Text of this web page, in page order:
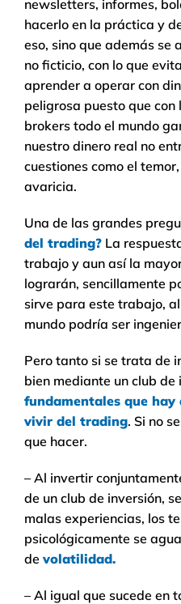
newsletters, informes,
hacerlo en la práctica y
eso, sino que además se
no ficticio, con lo que
aprender a operar con
peligrosa puesto que con
brokers todo el mundo
nuestro dinero real no
cuestiones como el
avaricia.
Una de las grandes
del trading? La
trabajo y aun así la
lograrán, sencillamente
sirve para este trabajo,
mundo podría ser
Pero tanto si se trata de
bien mediante un club de
fundamentales que
vivir del trading. Si no
que hacer.
– Al invertir
de un club de inversión,
malas experiencias, los
psicológicamente se
de volatilidad.
– Al igual que sucede en